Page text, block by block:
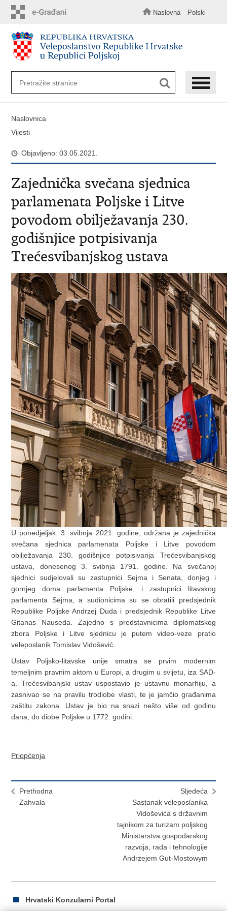
sadržaj
Naslovna Polski
Naslovnica
Vijesti
Objavljeno: 03.05.2021.
Zajednička svečana sjednica
parlamenata Poljske i Litve
povodom obilježavanja 230.
godišnjice potpisivanja
Trećesvibanjskog ustava
U ponedjeljak. 3. svibnja 2021. godine, održana je zajednička
svečana sjednica parlamenata Poljske i Litve povodom
obilježavanja 230. godišnjice potpisivanja Trećesvibanjskog
ustava, donesenog 3. svibnja 1791. godine. Na svečanoj
sjednici sudjelovali su zastupnici Sejma i Senata, donjeg i
gornjeg doma parlamenta Poljske, i zastupnici litavskog
parlamenta Sejma, a sudionicima su se obratili predsjednik
Republike Poljske Andrzej Duda i predsjednik Republike Litve
Gitanas Nauseda. Zajedno s predstavnicima diplomatskog
zbora Poljske i Litve sjednicu je putem video-veze pratio
veleposlanik Tomislav Vidošević.
Ustav Poljsko-litavske unije smatra se prvim modernim
temeljnim pravnim aktom u Europi, a drugim u svijetu, iza SAD-
a. Trećesvibanjski ustav uspostavio je ustavnu monarhiju, a
zasnivao se na pravilu trodiobe vlasti, te je jamčio građanima
zaštitu zakona. Ustav je bio na snazi nešto više od godinu
dana, do diobe Poljske u 1772. godini.
Priopćenja
Prethodna
Zahvala
Sljedeća
Sastanak veleposlanika
Vidoševića s državnim
tajnikom za turizam poljskog
Ministarstva gospodarskog
razvoja, rada i tehnologije
Andrzejem Gut-Mostowym
Hrvatski Konzularni Portal